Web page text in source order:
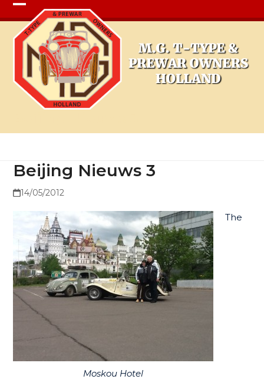
Open
mobile
menu
Close
mobile
menu
Beijing Nieuws 3
14/05/2012
Moskou Hotel
The